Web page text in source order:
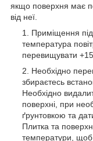
якщо поверхня має
від неї.
Приміщення
температура
перевищувати
Необхідно
збираєтесь
Необхідно
поверхні, при
ґрунтовкою та
Плитка та
температури, щоб